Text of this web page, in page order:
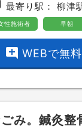
最寄り駅：柳津
性施術者 早朝
add_comment WEBで無
み。鍼灸整